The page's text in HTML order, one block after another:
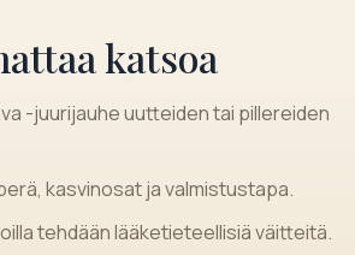
katsoa
-juurijauhe uutteiden tai pillereiden
kasvinosat ja valmistustapa.
tehdään lääketieteellisiä väitteitä.